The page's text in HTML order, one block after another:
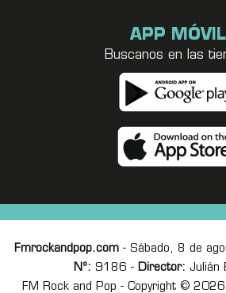
APP MÓVIL
Buscanos en las
Fmrockandpop.com- Sábado, 8 de
Nº: 9186 - Director: Julián
FM Rock and Pop - Copyright ©